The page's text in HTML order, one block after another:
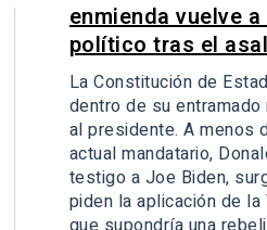
enmienda vuelve
político tras el
La Constitución de
dentro de su
al presidente. A menos
actual mandatario,
testigo a Joe Biden,
piden la aplicación de